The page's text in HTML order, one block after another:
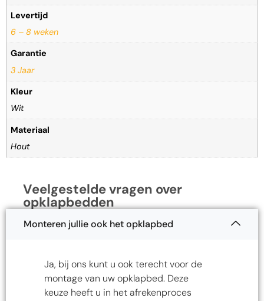
Levertijd
6 – 8 weken
Garantie
3 Jaar
Kleur
Wit
Materiaal
Hout
Veelgestelde vragen over
opklapbedden
Monteren jullie ook het opklapbed
Ja, bij ons kunt u ook terecht voor de
montage van uw opklapbed. Deze
keuze heeft u in het afrekenproces